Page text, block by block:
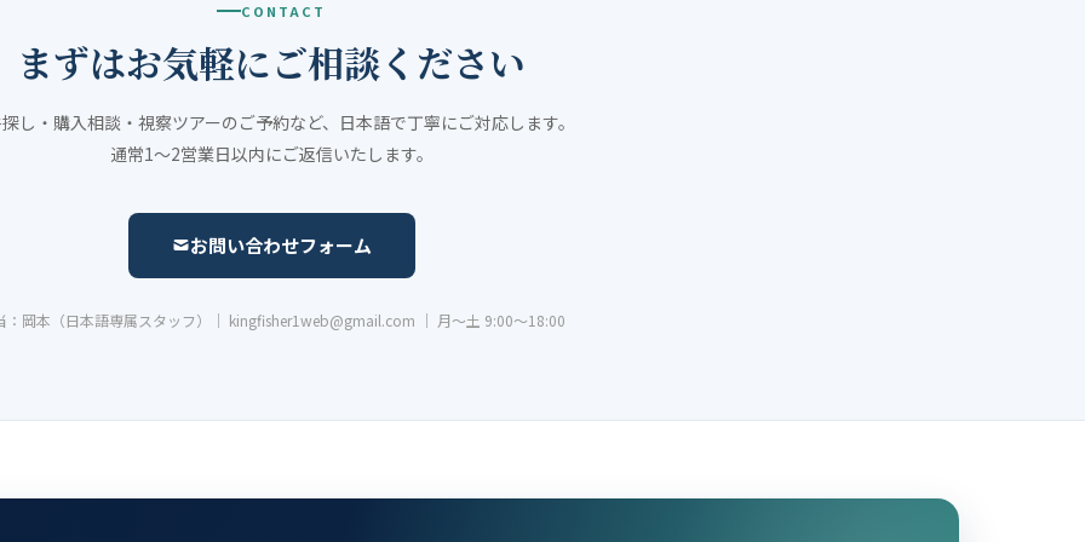
CONTACT
まずはお気軽にご相談ください
し・購入相談・視察ツアーのご予約など、日本語で丁寧にご対応します。
通常1〜2営業日以内にご返信いたします。
お問い合わせフォーム
：岡本（日本語専属スタッフ）｜ kingfisher1web@gmail.com ｜ 月〜土 9:00〜18:00